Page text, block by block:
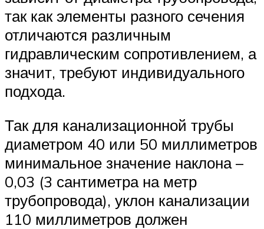
так как элементы разного сечения
отличаются различным
гидравлическим сопротивлением, а
значит, требуют индивидуального
подхода.
Так для канализационной трубы
диаметром 40 или 50 миллиметров
минимальное значение наклона –
0,03 (3 сантиметра на метр
трубопровода), уклон канализации
110 миллиметров должен